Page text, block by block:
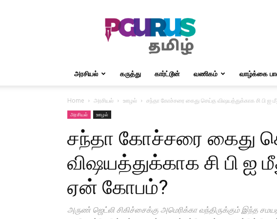
PGurus1
அரசியல் கருத்து கார்ட்டூன் வணிகம் வாழ்க்கை
Home அரசியல் ஊழல் சந்தா கோச்சரை கைது செய்த விஷயத்துக்காக சி பி ஐ
அரசியல் ஊழல்
சந்தா கோச்சரை கைது
விஷயத்துக்காக சி பி ஐ
ஏன் கோபம்?
அருண் ஜெட்லி சிகிச்சைக்கு அமெரிக்கா வந்திருக்கும் இந்த